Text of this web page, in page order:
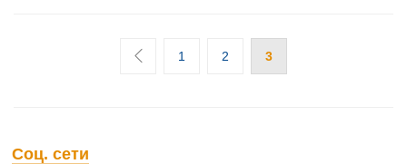
1 2 3
Соц. сети